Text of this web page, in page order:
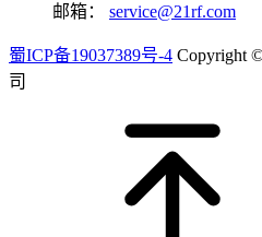
邮箱： service@21rf.com
蜀ICP备19037389号-4 Copyright
司